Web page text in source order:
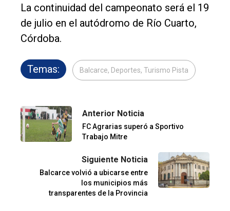
La continuidad del campeonato será el 19
de julio en el autódromo de Río Cuarto,
Córdoba.
Temas: Balcarce, Deportes, Turismo Pista
Anterior Noticia
FC Agrarias superó a Sportivo
Trabajo Mitre
Siguiente Noticia
Balcarce volvió a ubicarse entre
los municipios más
transparentes de la Provincia